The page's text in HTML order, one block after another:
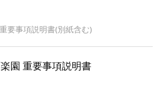
要事項説明書(別紙含む)
園 重要事項説明書